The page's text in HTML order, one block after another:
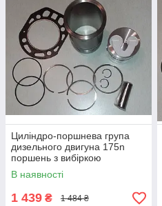
Циліндро-поршнева група
дизельного двигуна 175n
поршень з вибіркою
В наявності
1 439 ₴ 1 484 ₴